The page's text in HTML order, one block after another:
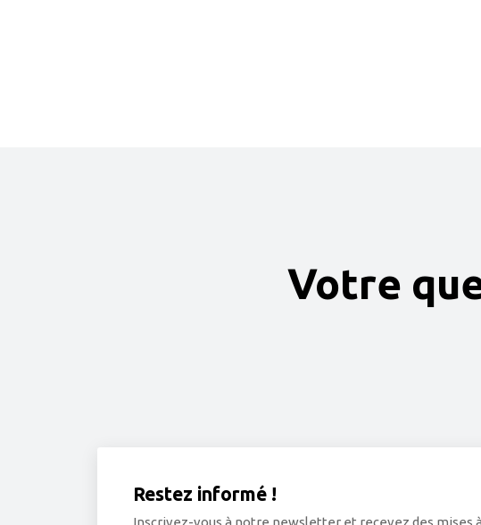
Votre
Restez informé !
Inscrivez-vous à notre newsletter et recevez des